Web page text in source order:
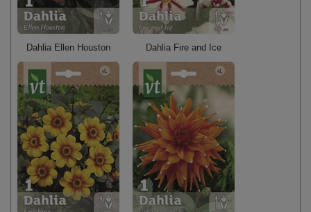
Dahlia Ellen Houston Dahlia Fire and Ice